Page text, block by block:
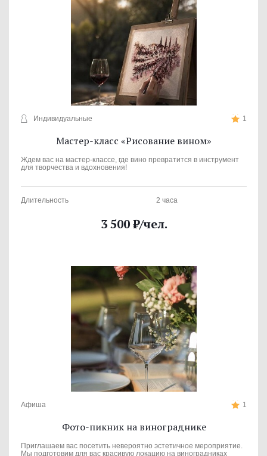
Индивидуальные 1
Мастер-класс «Рисование вином»
Ждем вас на мастер-классе, где вино превратится в инструмент
для творчества и вдохновения!
Длительность 2 часа
3 500₽/чел.
Афиша 1
Фото-пикник на винограднике
Приглашаем вас посетить невероятно эстетичное мероприятие.
Мы подготовим для вас красивую локацию на виноградниках